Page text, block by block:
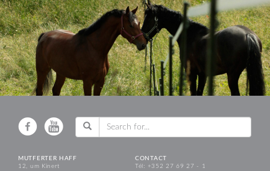
MUTFERTER HAFF
12, um Kinert
CONTACT
Tél: +352 27 69 27 - 1